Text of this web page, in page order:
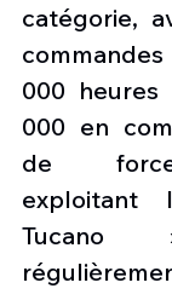
catégorie,
000
000 en
de
exploitant
Tucano